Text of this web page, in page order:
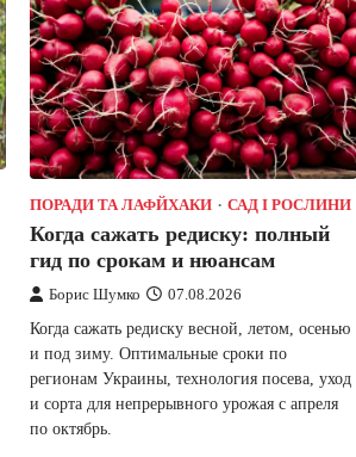
ПОРАДИ ТА ЛАФЙХАКИ САД І РОСЛИНИ
Когда сажать редиску: полный
гид по срокам и нюансам
Борис Шумко 07.08.2026
Когда сажать редиску весной, летом, осенью
и под зиму. Оптимальные сроки по
регионам Украины, технология посева, уход
и сорта для непрерывного урожая с апреля
по октябрь.